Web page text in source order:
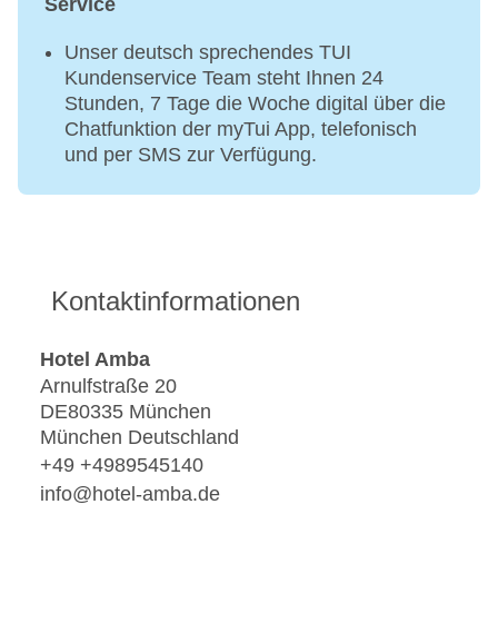
Service
Unser deutsch sprechendes TUI
Kundenservice Team steht Ihnen 24
Stunden, 7 Tage die Woche digital über die
Chatfunktion der myTui App, telefonisch
und per SMS zur Verfügung.
Kontaktinformationen
Hotel Amba
Arnulfstraße 20
DE80335 München
München Deutschland
+49 +4989545140
info@hotel-amba.de